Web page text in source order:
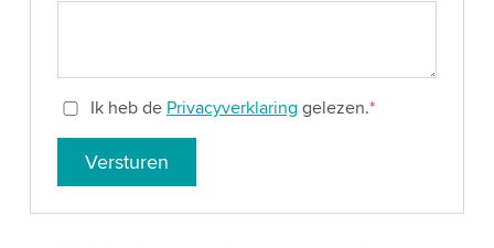
Ik heb de Privacyverklaring gelezen.*
Versturen